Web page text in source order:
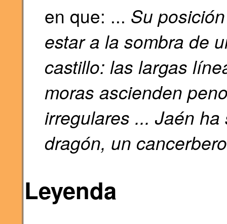
en que: ... Su
estar a la sombra de
castillo: las largas
moras ascienden
irregulares ... Jaén
dragón, un
Leyenda